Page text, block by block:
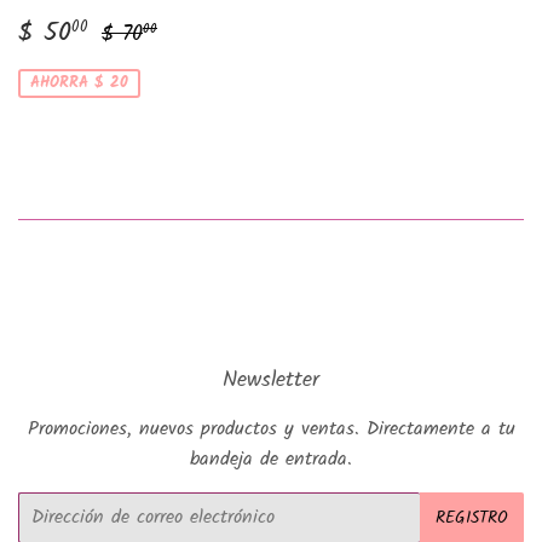
Precio
de
venta
$ 5000 $
50.00
Precio habitual
$ 7000
AHORRA $ 20
Newsletter
Promociones, nuevos productos y ventas. Directamente a tu
bandeja de entrada.
Correo
electrónico
REGISTRO